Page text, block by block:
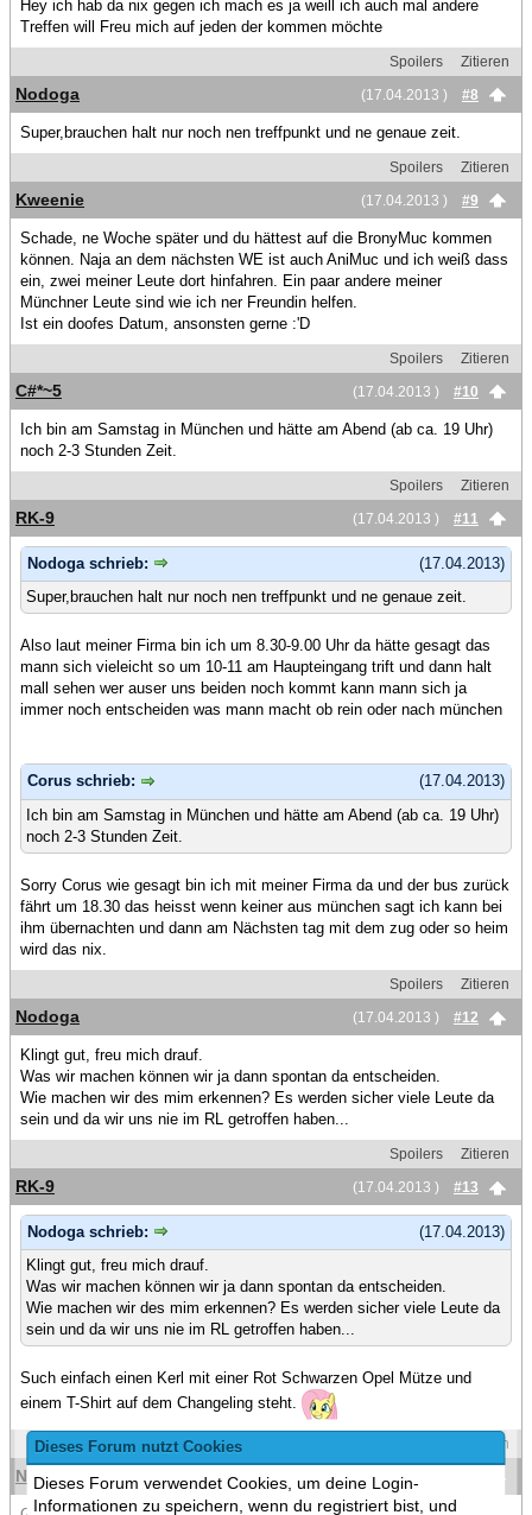
Dieses Forum nutzt Cookies
Dieses Forum verwendet Cookies, um deine Login-
Informationen zu speichern, wenn du registriert bist, und
Hey ich hab da nix gegen ich mach es ja weill ich auch mal andere
Treffen will Freu mich auf jeden der kommen möchte
Spoilers
Zitieren
(17.04.2013 )
#8
Nodoga
Super,brauchen halt nur noch nen treffpunkt und ne genaue zeit.
Spoilers
Zitieren
(17.04.2013 )
#9
Kweenie
Schade, ne Woche später und du hättest auf die BronyMuc kommen
können. Naja an dem nächsten WE ist auch AniMuc und ich weiß dass
ein, zwei meiner Leute dort hinfahren. Ein paar andere meiner
Münchner Leute sind wie ich ner Freundin helfen.
Ist ein doofes Datum, ansonsten gerne :'D
Spoilers
Zitieren
(17.04.2013 )
#10
C#*~5
Ich bin am Samstag in München und hätte am Abend (ab ca. 19 Uhr)
noch 2-3 Stunden Zeit.
Spoilers
Zitieren
(17.04.2013 )
#11
RK-9
(17.04.2013)
Nodoga schrieb:
Super,brauchen halt nur noch nen treffpunkt und ne genaue zeit.
Also laut meiner Firma bin ich um 8.30-9.00 Uhr da hätte gesagt das
mann sich vieleicht so um 10-11 am Haupteingang trift und dann halt
mall sehen wer auser uns beiden noch kommt kann mann sich ja
immer noch entscheiden was mann macht ob rein oder nach münchen
(17.04.2013)
Corus schrieb:
Ich bin am Samstag in München und hätte am Abend (ab ca. 19 Uhr)
noch 2-3 Stunden Zeit.
Sorry Corus wie gesagt bin ich mit meiner Firma da und der bus zurück
fährt um 18.30 das heisst wenn keiner aus münchen sagt ich kann bei
ihm übernachten und dann am Nächsten tag mit dem zug oder so heim
wird das nix.
Spoilers
Zitieren
(17.04.2013 )
#12
Nodoga
Klingt gut, freu mich drauf.
Was wir machen können wir ja dann spontan da entscheiden.
Wie machen wir des mim erkennen? Es werden sicher viele Leute da
sein und da wir uns nie im RL getroffen haben...
Spoilers
Zitieren
(17.04.2013 )
#13
RK-9
(17.04.2013)
Nodoga schrieb:
Klingt gut, freu mich drauf.
Was wir machen können wir ja dann spontan da entscheiden.
Wie machen wir des mim erkennen? Es werden sicher viele Leute da
sein und da wir uns nie im RL getroffen haben...
Such einfach einen Kerl mit einer Rot Schwarzen Opel Mütze und
einem T-Shirt auf dem Changeling steht.
Zitieren
(17.04.2013 )
Nodoga